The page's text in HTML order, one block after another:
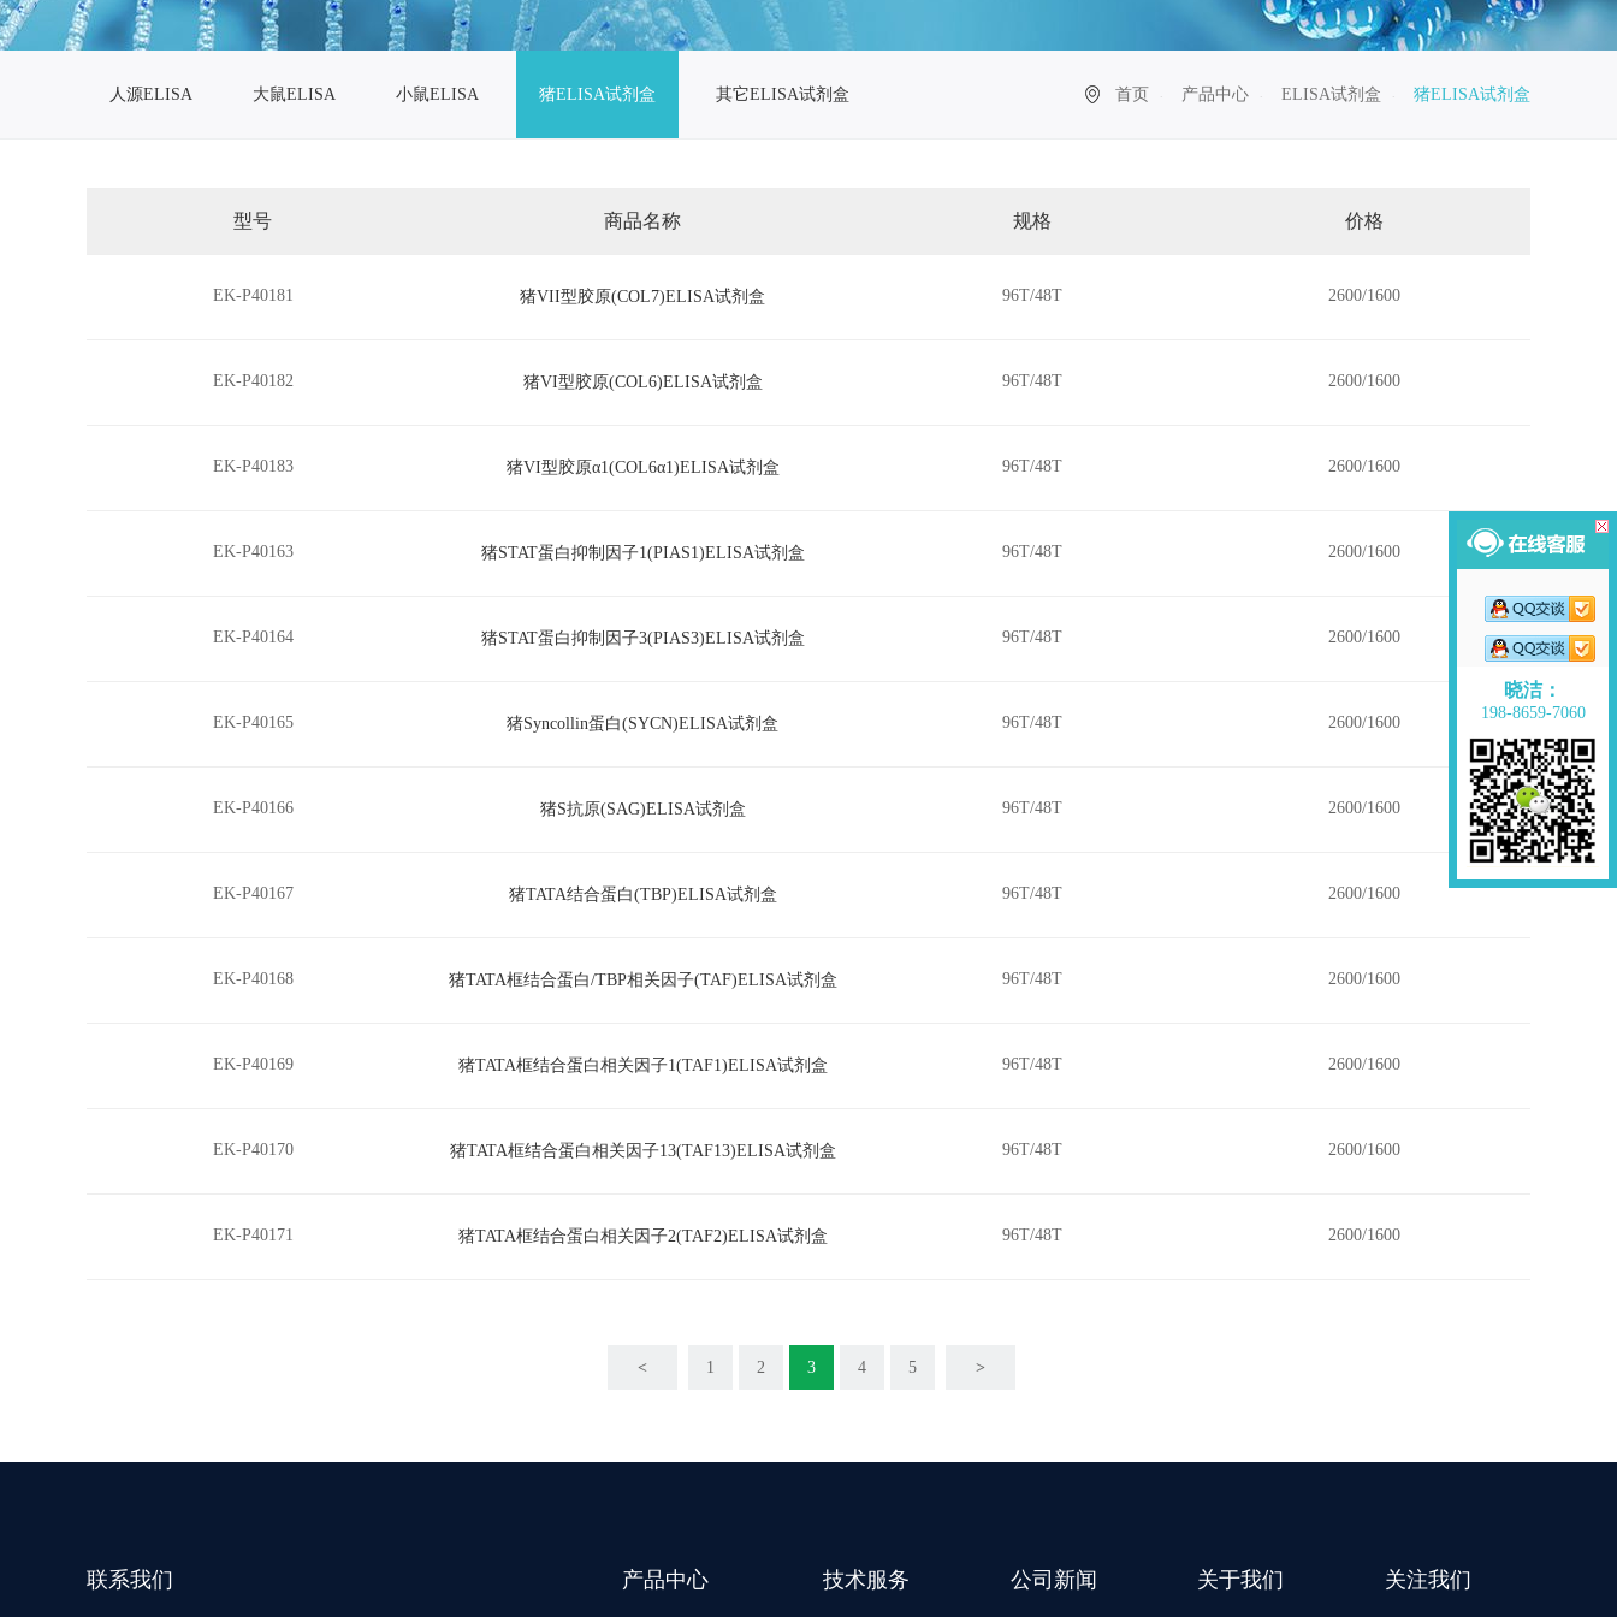
晓洁：
198-8659-7060
人源ELISA 大鼠ELISA 小鼠ELISA 猪ELISA试剂盒 其它ELISA试剂盒 首页 产品中心 ELISA试剂盒 猪ELISA试剂盒
型号 商品名称 规格 价格
EK-P40181 猪VII型胶原(COL7)ELISA试剂盒 96T/48T 2600/1600
EK-P40182 猪VI型胶原(COL6)ELISA试剂盒 96T/48T 2600/1600
EK-P40183 猪VI型胶原α1(COL6α1)ELISA试剂盒 96T/48T 2600/1600
EK-P40163 猪STAT蛋白抑制因子1(PIAS1)ELISA试剂盒 96T/48T 2600/1600
EK-P40164 猪STAT蛋白抑制因子3(PIAS3)ELISA试剂盒 96T/48T 2600/1600
EK-P40165 猪Syncollin蛋白(SYCN)ELISA试剂盒 96T/48T 2600/1600
EK-P40166 猪S抗原(SAG)ELISA试剂盒 96T/48T 2600/1600
EK-P40167 猪TATA结合蛋白(TBP)ELISA试剂盒 96T/48T 2600/1600
EK-P40168 猪TATA框结合蛋白/TBP相关因子(TAF)ELISA试剂盒 96T/48T 2600/1600
EK-P40169 猪TATA框结合蛋白相关因子1(TAF1)ELISA试剂盒 96T/48T 2600/1600
EK-P40170 猪TATA框结合蛋白相关因子13(TAF13)ELISA试剂盒 96T/48T 2600/1600
EK-P40171 猪TATA框结合蛋白相关因子2(TAF2)ELISA试剂盒 96T/48T 2600/1600
< 1 2 3 4 5 >
联系我们 产品中心 技术服务 公司新闻 关于我们 关注我们